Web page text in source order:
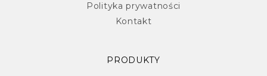
Polityka prywatności
Kontakt
PRODUKTY